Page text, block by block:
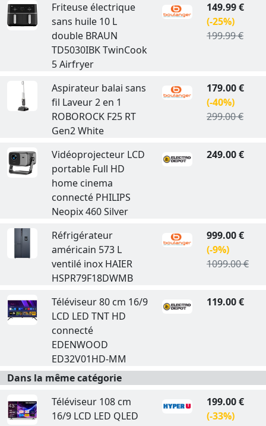
Friteuse électrique
sans huile 10 L
double BRAUN
TD5030IBK TwinCook
5 Airfryer
149.99 €
(-25%)
199.99 €
Aspirateur balai sans
fil Laveur 2 en 1
ROBOROCK F25 RT
Gen2 White
179.00 €
(-40%)
299.00 €
Vidéoprojecteur LCD
portable Full HD
home cinema
connecté PHILIPS
Neopix 460 Silver
249.00 €
Réfrigérateur
américain 573 L
ventilé inox HAIER
HSPR79F18DWMB
999.00 €
(-9%)
1099.00 €
Téléviseur 80 cm 16/9
LCD LED TNT HD
connecté
EDENWOOD
ED32V01HD-MM
119.00 €
Dans la même catégorie
Téléviseur 108 cm
16/9 LCD LED QLED
199.00 €
(-33%)